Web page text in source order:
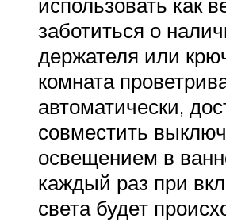
заботиться о
держателя или
комната
автоматически,
совместить
освещением в
каждый раз при
света будет